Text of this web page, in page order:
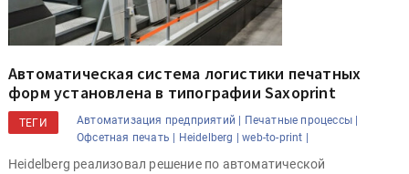
Автоматическая система логистики печатных
форм установлена в типографии Saxoprint
ТЕГИ Автоматизация предприятий |
Печатные процессы |
Офсетная печать |
Heidelberg | web-to-print |
Heidelberg реализовал решение по автоматической